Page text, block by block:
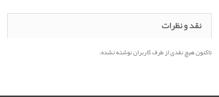
نقد و نظرات
تاکنون هیچ نقدی از طرف کاربران نوشته نشده.